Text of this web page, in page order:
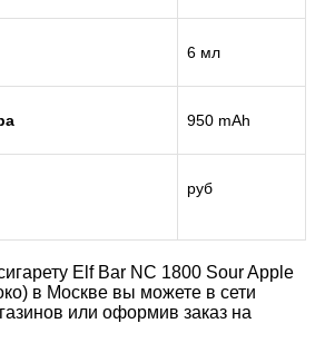
6 мл
950 mAh
руб
Elf Bar NC 1800 Sour Apple
в Москве вы можете в сети
или оформив заказ на